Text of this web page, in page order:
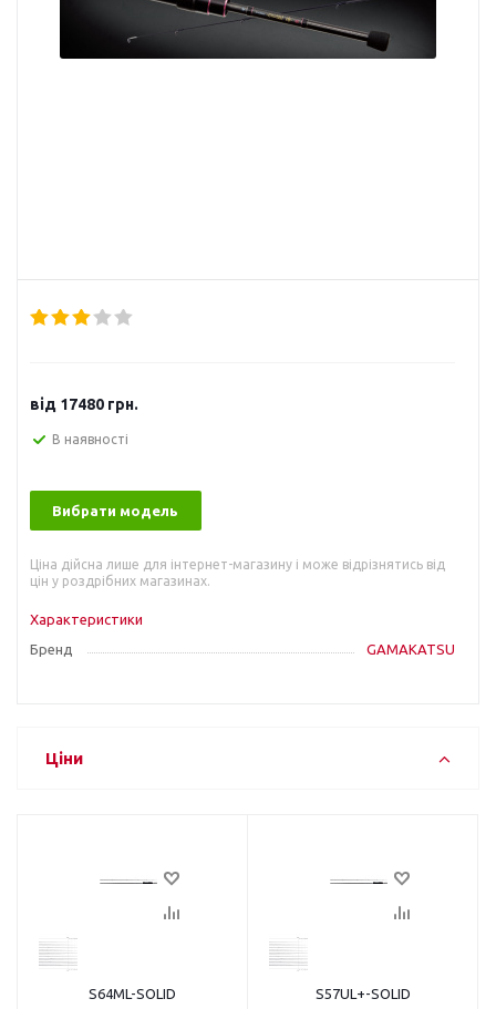
від 17480 грн.
В наявності
Вибрати модель
Ціна дійсна лише для інтернет-магазину і може відрізнятись від
цін у роздрібних магазинах.
Характеристики
Бренд
GAMAKATSU
Ціни
S64ML-SOLID S57UL+-SOLID